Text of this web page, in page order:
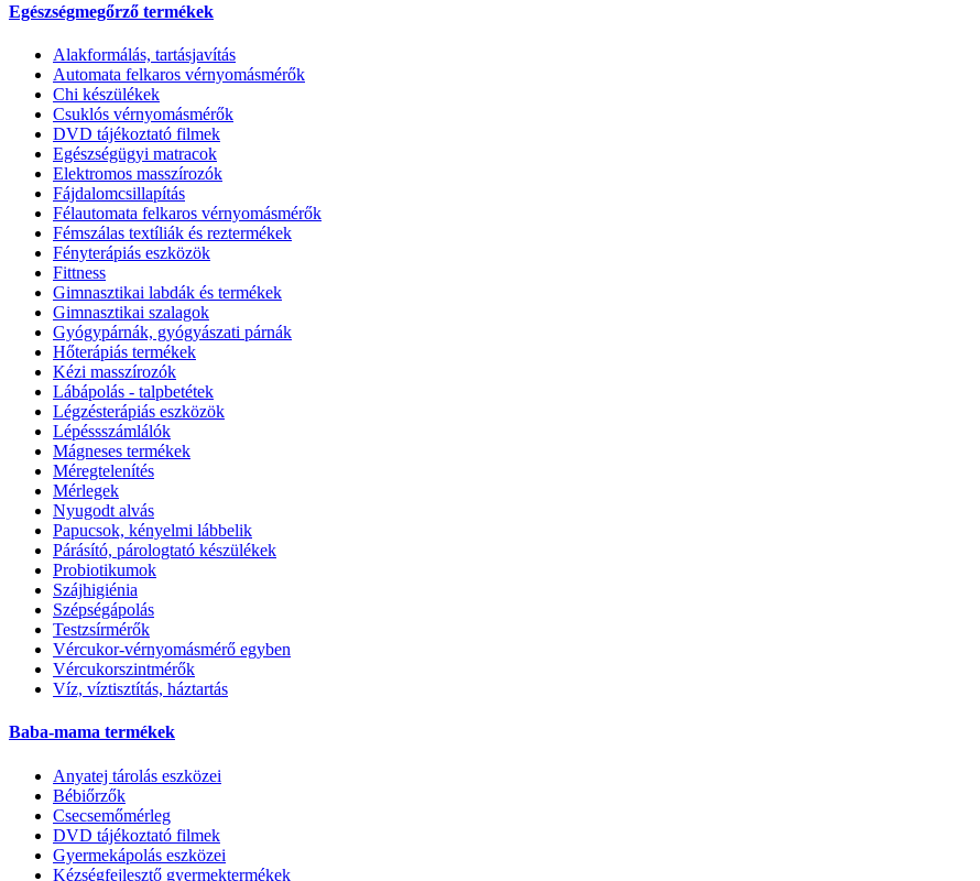
Egészségmegőrző termékek
Alakformálás, tartásjavítás
Automata felkaros vérnyomásmérők
Chi készülékek
Csuklós vérnyomásmérők
DVD tájékoztató filmek
Egészségügyi matracok
Elektromos masszírozók
Fájdalomcsillapítás
Félautomata felkaros vérnyomásmérők
Fémszálas textíliák és reztermékek
Fényterápiás eszközök
Fittness
Gimnasztikai labdák és termékek
Gimnasztikai szalagok
Gyógypárnák, gyógyászati párnák
Hőterápiás termékek
Kézi masszírozók
Lábápolás - talpbetétek
Légzésterápiás eszközök
Lépéssszámlálók
Mágneses termékek
Méregtelenítés
Mérlegek
Nyugodt alvás
Papucsok, kényelmi lábbelik
Párásító, párologtató készülékek
Probiotikumok
Szájhigiénia
Szépségápolás
Testzsírmérők
Vércukor-vérnyomásmérő egyben
Vércukorszintmérők
Víz, víztisztítás, háztartás
Baba-mama termékek
Anyatej tárolás eszközei
Bébiőrzők
Csecsemőmérleg
DVD tájékoztató filmek
Gyermekápolás eszközei
Kézségfejlesztő gyermektermékek